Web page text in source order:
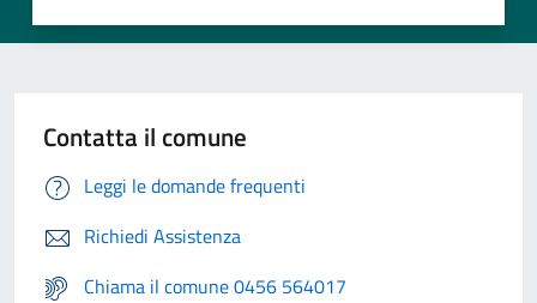
Contatta il comune
Leggi le domande frequenti
Richiedi Assistenza
Chiama il comune 0456 564017